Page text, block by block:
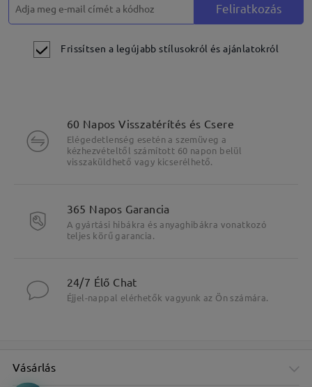
Feliratkozás
Frissítsen a legújabb stílusokról és ajánlatokról
60 Napos Visszatérítés és Csere
Elégedetlenség esetén a szemüveg a
kézhezvételtől számított 60 napon belül
visszaküldhető vagy kicserélhető.
365 Napos Garancia
A gyártási hibákra és anyaghibákra vonatkozó
teljes körű garancia.
24/7 Élő Chat
Éjjel-nappal elérhetők vagyunk az Ön számára.
Vásárlás